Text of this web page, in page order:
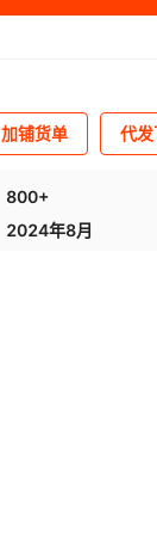
加铺货单 代
800+
2024年8月